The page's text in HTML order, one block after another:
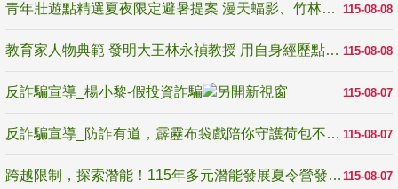
115-08-08
青年壯遊點精選夏夜限定避暑提案 漫天蝠影、竹林尋蛙、茶香夜觀 邀青年暮色出發
115-08-08
教育家人物典範 發明大王林永禎教授 用自身經歷點亮學生的路
115-08-07
反詐騙宣導_楊小黎-假投資詐騙
115-08-07
反詐騙宣導_防詐有道，霹靂布袋戲陪你守護荷包不受騙
115-08-07
跨越限制，探索潛能！115年多元潛能發展夏令營發掘生命無限可能